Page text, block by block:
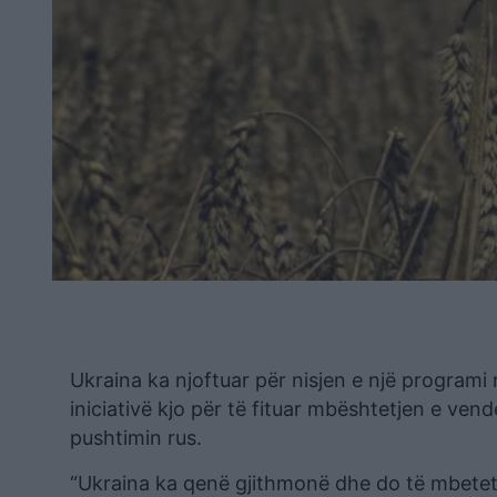
Ukraina ka njoftuar për nisjen e një programi
iniciativë kjo për të fituar mbështetjen e
pushtimin rus.
“Ukraina ka qenë gjithmonë dhe do të